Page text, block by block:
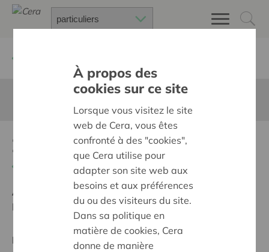
Zandspeeltuig
Ambition:
Une société solidaire et respectueuse, sans
barrières
Projet régional
À propos des
cookies sur ce site
Lorsque vous visitez le site
web de Cera, vous êtes
confronté à des "cookies",
que Cera utilise pour
adapter son site web aux
besoins et aux préférences
du ou des visiteurs du site.
Dans sa politique en
matière de cookies, Cera
donne de manière